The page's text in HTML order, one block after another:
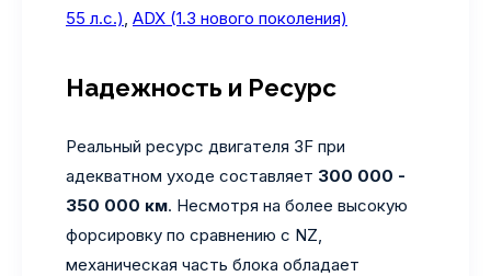
55 л.с.), ADX (1.3 нового поколения)
Надежность и Ресурс
Реальный ресурс двигателя 3F при
адекватном уходе составляет 300 000 -
350 000 км. Несмотря на более высокую
форсировку по сравнению с NZ,
механическая часть блока обладает